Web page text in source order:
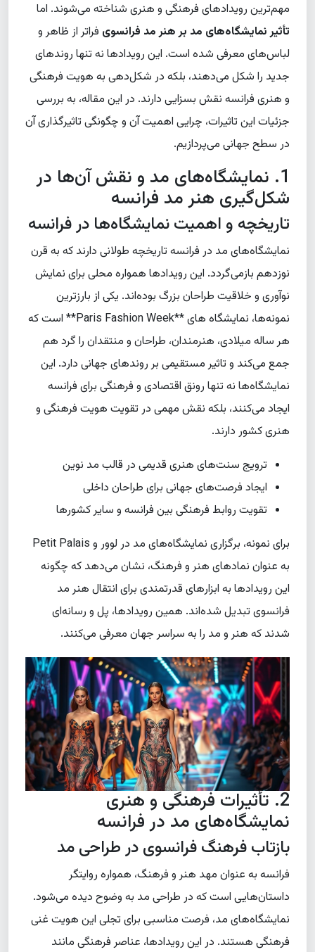
مهم‌ترین رویدادهای فرهنگی و هنری شناخته می‌شوند. اما
تأثیر نمایشگاه‌های مد بر هنر مد فرانسویفراتر از ظاهر و
لباس‌های معرفی شده است. این رویدادها نه تنها روندهای
جدید را شکل می‌دهند، بلکه در شکل‌دهی به هویت فرهنگی
و هنری فرانسه نقش بسزایی دارند. در این مقاله، به بررسی
جزئیات این تاثیرات، چرایی اهمیت آن و چگونگی تاثیرگذاری آن
در سطح جهانی می‌پردازیم.
1. نمایشگاه‌های مد و نقش آن‌ها در
شکل‌گیری هنر مد فرانسه
تاریخچه و اهمیت نمایشگاه‌ها در فرانسه
نمایشگاه‌های مد در فرانسه تاریخچه‌ طولانی دارند که به قرن
نوزدهم بازمی‌گردد. این رویدادها همواره محلی برای نمایش
نوآوری و خلاقیت طراحان بزرگ بوده‌اند. یکی از بارزترین
نمونه‌ها، نمایشگاه های **Paris Fashion Week** است که
هر ساله میلادی، هنرمندان، طراحان و منتقدان را گرد هم
جمع می‌کند و تاثیر مستقیمی بر روندهای جهانی دارد. این
نمایشگاه‌ها نه تنها رونق اقتصادی و فرهنگی برای فرانسه
ایجاد می‌کنند، بلکه نقش مهمی در تقویت هویت فرهنگی و
هنری کشور دارند.
ترویج سنت‌های هنری قدیمی در قالب مد نوین
ایجاد فرصت‌های جهانی برای طراحان داخلی
تقویت روابط فرهنگی بین فرانسه و سایر کشورها
برای نمونه، برگزاری نمایشگاه‌های مد در لوور و Petit Palais
به عنوان نمادهای هنر و فرهنگ، نشان می‌دهد که چگونه
این رویدادها به ابزارهای قدرتمندی برای انتقال هنر مد
فرانسوی تبدیل شده‌اند. همین رویدادها، پل و رسانه‌ای
شدند که هنر و مد را به سراسر جهان معرفی می‌کنند.
2. تأثیرات فرهنگی و هنری
نمایشگاه‌های مد در فرانسه
بازتاب فرهنگ فرانسوی در طراحی مد
فرانسه به عنوان مهد هنر و فرهنگ، همواره روایتگر
داستان‌هایی است که در طراحی مد به وضوح دیده می‌شود.
نمایشگاه‌های مد، فرصت مناسبی برای تجلی این هویت غنی
فرهنگی هستند. در این رویدادها، عناصر فرهنگی مانند